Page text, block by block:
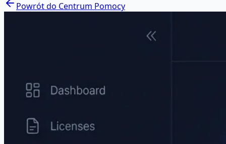
Powrót do Centrum Pomocy